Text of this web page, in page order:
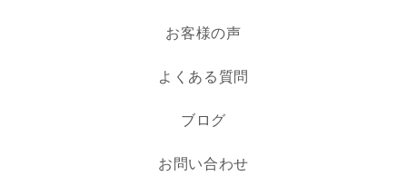
お客様の声
よくある質問
ブログ
お問い合わせ